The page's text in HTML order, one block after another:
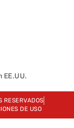
EE.UU.
RESERVADOS
DE USO